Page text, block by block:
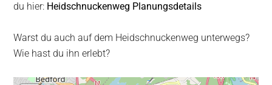
du hier: Heidschnuckenweg Planungsdetails
Warst du auch auf dem Heidschnuckenweg unterwegs?
Wie hast du ihn erlebt?